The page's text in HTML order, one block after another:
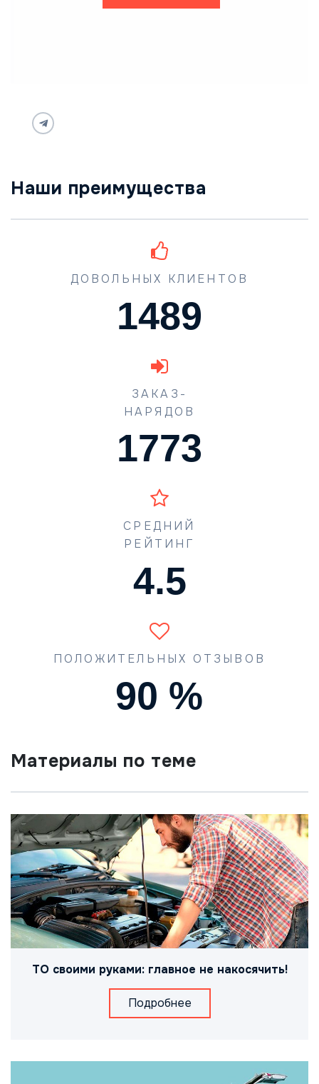
Наши преимущества
ДОВОЛЬНЫХ КЛИЕНТОВ
1489
ЗАКАЗ-
НАРЯДОВ
1773
СРЕДНИЙ
РЕЙТИНГ
4.5
ПОЛОЖИТЕЛЬНЫХ ОТЗЫВОВ
90 %
Материалы по теме
ТО своими руками: главное не накосячить!
Подробнее